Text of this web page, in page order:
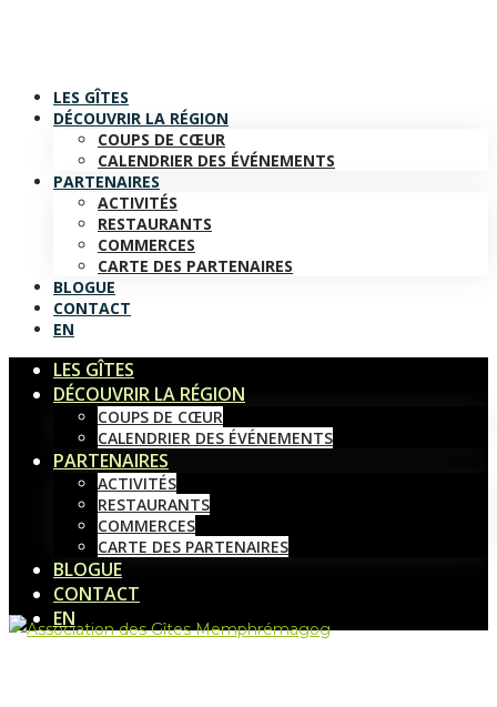
LES GÎTES
DÉCOUVRIR LA RÉGION
COUPS DE CŒUR
CALENDRIER DES ÉVÉNEMENTS
PARTENAIRES
ACTIVITÉS
RESTAURANTS
COMMERCES
CARTE DES PARTENAIRES
BLOGUE
CONTACT
EN
LES GÎTES
DÉCOUVRIR LA RÉGION
COUPS DE CŒUR
CALENDRIER DES ÉVÉNEMENTS
PARTENAIRES
ACTIVITÉS
RESTAURANTS
COMMERCES
CARTE DES PARTENAIRES
BLOGUE
CONTACT
EN